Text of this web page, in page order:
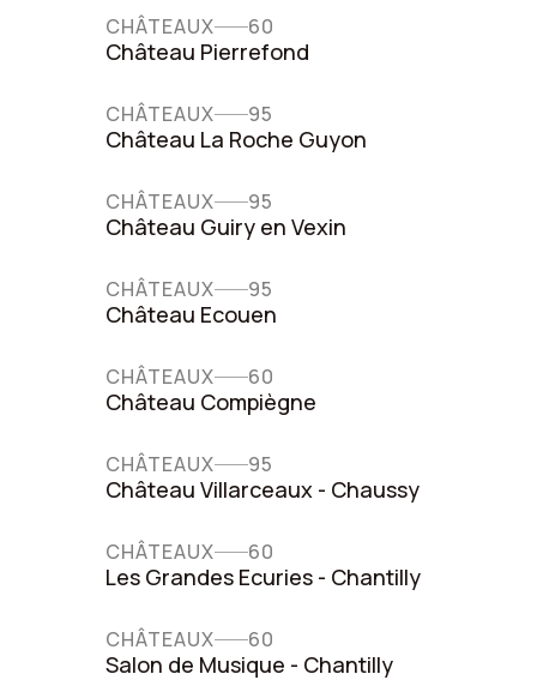
CHÂTEAUX 60
Château Pierrefond
CHÂTEAUX 95
Château La Roche Guyon
CHÂTEAUX 95
Château Guiry en Vexin
CHÂTEAUX 95
Château Ecouen
CHÂTEAUX 60
Château Compiègne
CHÂTEAUX 95
Château Villarceaux - Chaussy
CHÂTEAUX 60
Les Grandes Ecuries - Chantilly
CHÂTEAUX 60
Salon de Musique - Chantilly